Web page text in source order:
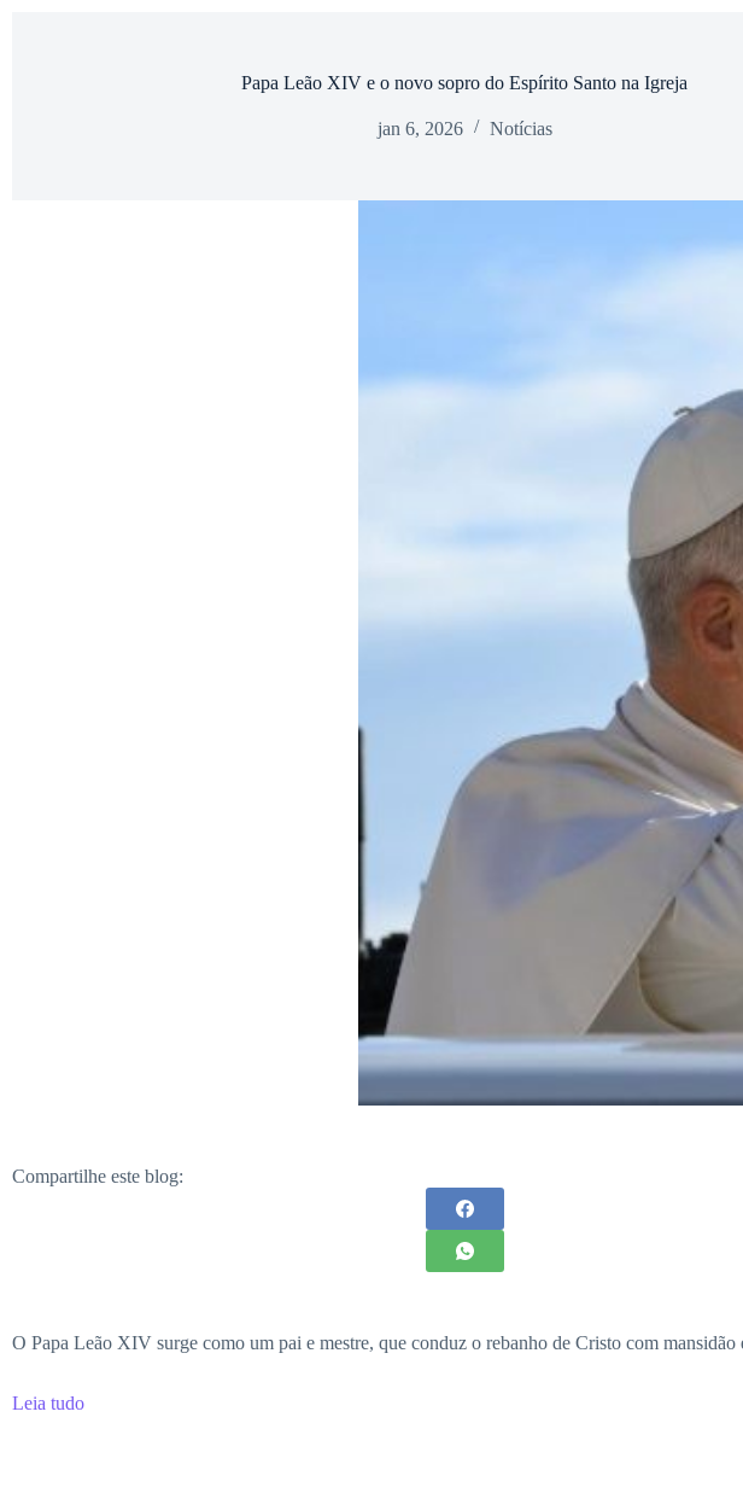
Papa Leão XIV e o novo sopro do Espírito Santo na Igreja
jan 6, 2026 Notícias
Compartilhe este blog:
O Papa Leão XIV surge como um pai e mestre, que conduz o rebanho de Cristo com mansidão
Leia tudo